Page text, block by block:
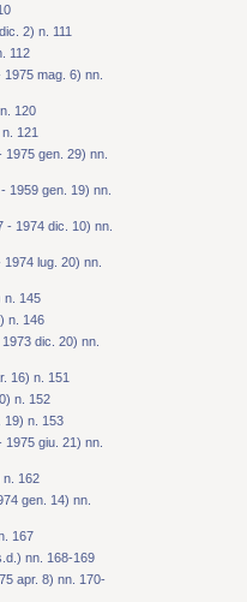
2) n. 111
112
mag. 6) nn.
120
121
gen. 29) nn.
1959 gen. 19) nn.
- 1974 dic. 10) nn.
lug. 20) nn.
n. 145
n. 146
dic. 20) nn.
16) n. 151
n. 152
19) n. 153
1975 giu. 21) nn.
n. 162
gen. 14) nn.
167
nn. 168-169
apr. 8) nn. 170-